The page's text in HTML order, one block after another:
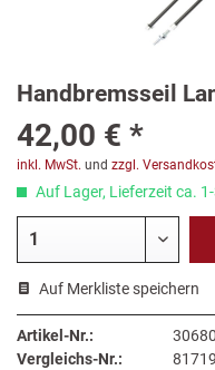
Handbremsseil
42,00 € *
inkl. MwSt. und zzgl.
Auf Lager, Lieferzeit ca.
Auf Merkliste speichern
Artikel-Nr.:
Vergleichs-Nr.: